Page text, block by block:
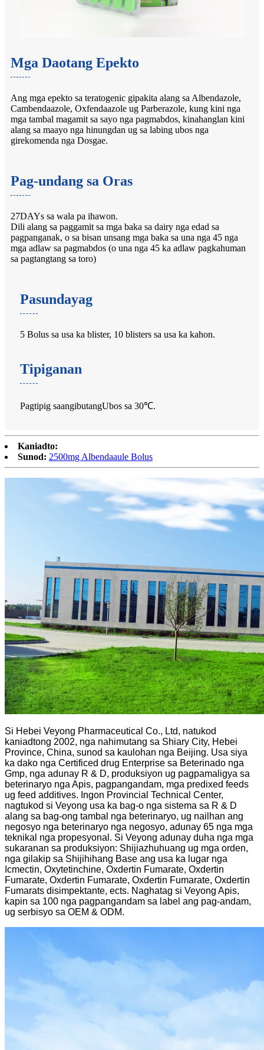
Mga Daotang Epekto
Ang mga epekto sa teratogenic gipakita alang sa Albendazole,
Cambendaazole, Oxfendaazole ug Parberazole, kung kini nga
mga tambal magamit sa sayo nga pagmabdos, kinahanglan kini
alang sa maayo nga hinungdan ug sa labing ubos nga
girekomenda nga Dosgae.
Pag-undang sa Oras
27DAYs sa wala pa ihawon.
Dili alang sa paggamit sa mga baka sa dairy nga edad sa
pagpanganak, o sa bisan unsang mga baka sa una nga 45 nga
mga adlaw sa pagmabdos (o una nga 45 ka adlaw pagkahuman
sa pagtangtang sa toro)
Pasundayag
5 Bolus sa usa ka blister, 10 blisters sa usa ka kahon.
Tipiganan
Pagtipig saangibutangUbos sa 30℃.
Kaniadto:
Sunod: 2500mg Albendaaule Bolus
Si Hebei Veyong Pharmaceutical Co., Ltd, natukod
kaniadtong 2002, nga nahimutang sa Shiary City, Hebei
Province, China, sunod sa kaulohan nga Beijing. Usa siya
ka dako nga Certificed drug Enterprise sa Beterinado nga
Gmp, nga adunay R & D, produksiyon ug pagpamaligya sa
beterinaryo nga Apis, pagpangandam, mga predixed feeds
ug feed additives. Ingon Provincial Technical Center,
nagtukod si Veyong usa ka bag-o nga sistema sa R ​​& D
alang sa bag-ong tambal nga beterinaryo, ug nailhan ang
negosyo nga beterinaryo nga negosyo, adunay 65 nga mga
teknikal nga propesyonal. Si Veyong adunay duha nga mga
sukaranan sa produksiyon: Shijiazhuhuang ug mga orden,
nga gilakip sa Shijihihang Base ang usa ka lugar nga
Icmectin, Oxytetinchine, Oxdertin Fumarate, Oxdertin
Fumarate, Oxdertin Fumarate, Oxdertin Fumarate, Oxdertin
Fumarats disimpektante, ects. Naghatag si Veyong Apis,
kapin sa 100 nga pagpangandam sa label ang pag-andam,
ug serbisyo sa OEM & ODM.